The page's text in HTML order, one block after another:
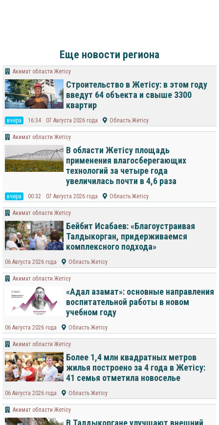
Еще новости региона
Акимат области Жетісу
Строительство в Жетісу: в этом году
введут 64 объекта и свыше 3300
квартир
вчера 16:34 07 Августа 2026 года Область Жетісу
Акимат области Жетісу
В области Жетісу площадь
применения влагосберегающих
технологий за четыре года
увеличилась почти в 4,6 раза
вчера 00:32 07 Августа 2026 года Область Жетісу
Акимат области Жетісу
Бейбит Исабаев: «Благоустраивая
Талдыкорган, придерживаемся
комплексного подхода»
06 Августа 2026 года Область Жетісу
Акимат области Жетісу
«Адал азамат»: основные направления
воспитательной работы в новом
учебном году
06 Августа 2026 года Область Жетісу
Акимат области Жетісу
Более 1,4 млн квадратных метров
жилья построено за 4 года в Жетісу:
41 семья отметила новоселье
06 Августа 2026 года Область Жетісу
Акимат области Жетісу
В Талдыкоргане улучшают внешний